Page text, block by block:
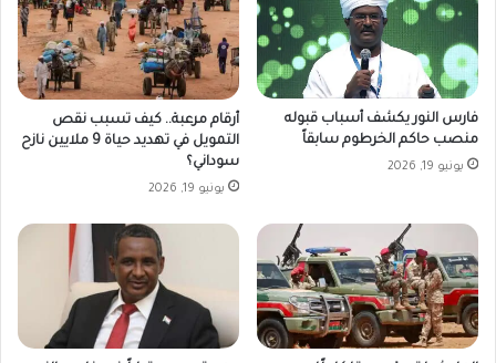
فارس النور يكشف أسباب قبوله
منصب حاكم الخرطوم سابقاً
يونيو 19, 2026
أرقام مرعبة.. كيف تسبب نقص
التمويل في تهديد حياة 9 ملايين نازح
سوداني؟
يونيو 19, 2026